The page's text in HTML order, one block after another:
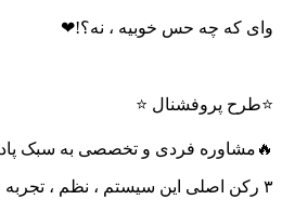
وای که چه حس خوبیه ، نه؟!❤
⭐️طرح پروفشنال ⭐️
🔥مشاوره فردی و تخصصی به سبک
۳ رکن اصلی این سیستم ، نظم ، تجربه ، همدلی می باشد.